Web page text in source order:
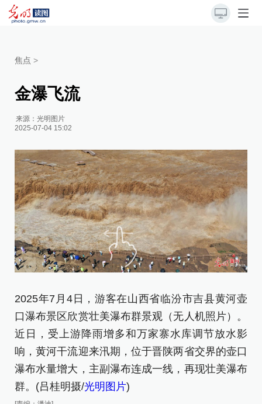
焦点 >
金瀑飞流
来源：光明图片
2025-07-04 15:02
2025年7月4日，游客在山西省临汾市吉县黄河壶
口瀑布景区欣赏壮美瀑布群景观（无人机照片）。
近日，受上游降雨增多和万家寨水库调节放水影
响，黄河干流迎来汛期，位于晋陕两省交界的壶口
瀑布水量增大，主副瀑布连成一线，再现壮美瀑布
群。(吕桂明摄/光明图片)